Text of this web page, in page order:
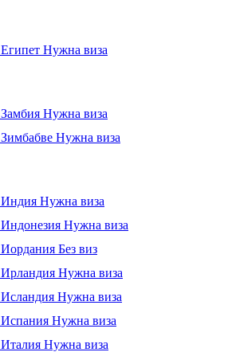
Египет Нужна виза
Замбия Нужна виза
Зимбабве Нужна виза
Индия Нужна виза
Индонезия Нужна виза
Иордания Без виз
Ирландия Нужна виза
Исландия Нужна виза
Испания Нужна виза
Италия Нужна виза